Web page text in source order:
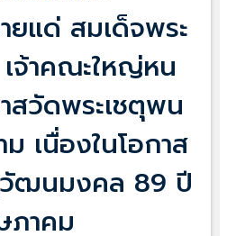
ยแด่ สมเด็จพระ
เจ้าคณะใหญ่หน
สวัดพระเชตุพน
เนื่องในโอกาส
ฒนมงคล 89 ปี
าคม